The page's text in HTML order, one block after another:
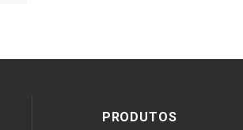
PRODUTOS